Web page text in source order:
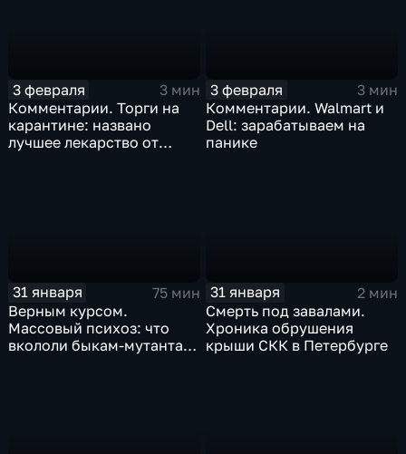
3 февраля
3 мин
Комментарии. Торги на
карантине: названо
лучшее лекарство от
3 февраля
3 мин
Комментарии. Walmart и
Dell: зарабатываем на
панике
31 января
75 мин
Верным курсом.
Массовый психоз: что
вкололи быкам-мутантам,
31 января
2 мин
Смерть под завалами.
Хроника обрушения
крыши СКК в Петербурге